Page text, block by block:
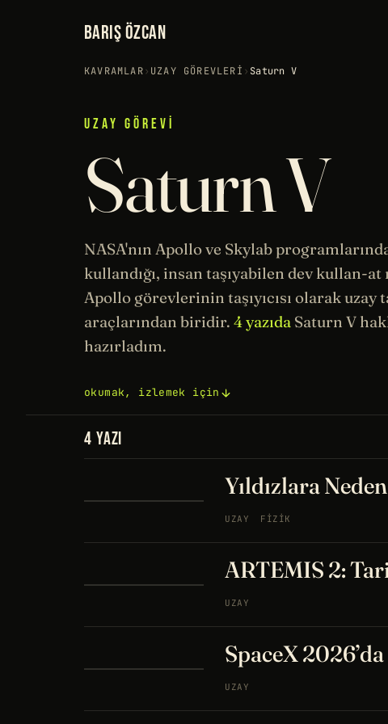
BARIŞ ÖZCAN
KAVRAMLAR› UZAY GÖREVLERI › Saturn V
UZAY GÖREVI
Saturn V
NASA'nın Apollove Skylab
kullandığı, insan taşıyabilen dev kullan-at
Apollo görevlerinin taşıyıcısı olarakuzay
araçlarından biridir. 4 yazıda Saturn V
hazırladım.
okumak, izlemek için
4 YAZI
Yıldızlara
UZAY FIZIK
ARTEMIS 2:
UZAY
SpaceX
UZAY